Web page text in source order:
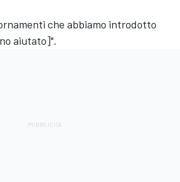
che abbiamo introdotto
aiutato]".